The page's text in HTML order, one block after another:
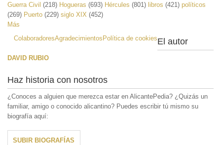
Guerra Civil (218) Hogueras (693) Hércules (801) libros (421) políticos
(269) Puerto (229) siglo XIX (452)
Más
ColaboradoresAgradecimientos Política de cookiesEl autor
DAVID RUBIO
Haz historia con nosotros
¿Conoces a alguien que merezca estar en AlicantePedia? ¿Quizás un
familiar, amigo o conocido alicantino? Puedes escribir tú mismo su
biografía aquí:
SUBIR BIOGRAFÍAS